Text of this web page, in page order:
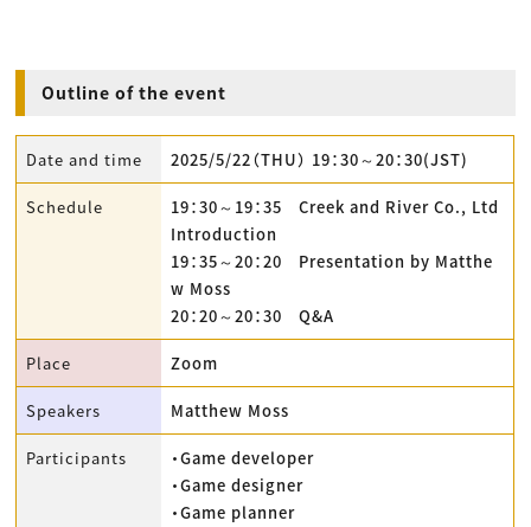
Outline of the event
Date and time 2025/5/22（THU） 19：30～20：30(JST)
Schedule
19：30～19：35 Creek and River Co., Ltd
Introduction
19：35～20：20 Presentation by Matthe
w Moss
20：20～20：30 Q&A
Place Zoom
Speakers Matthew Moss
Participants
・Game developer
・Game designer
・Game planner